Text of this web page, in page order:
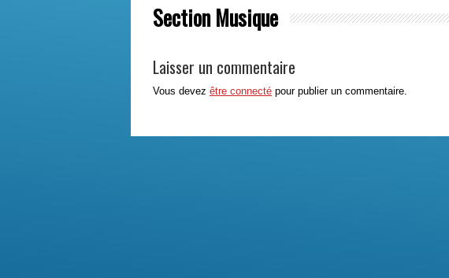
Section Musique
Laisser un commentaire
Vous devez être connecté pour publier un commentaire.